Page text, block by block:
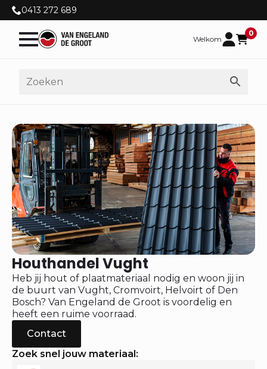
0413 272 689
Welkom
0
Houthandel Vught
Heb jij hout of plaatmateriaal nodig en woon jij in
de buurt van Vught, Cromvoirt, Helvoirt of Den
Bosch? Van Engeland de Groot is voordelig en
heeft een ruime voorraad.
Contact
Zoek snel jouw materiaal: